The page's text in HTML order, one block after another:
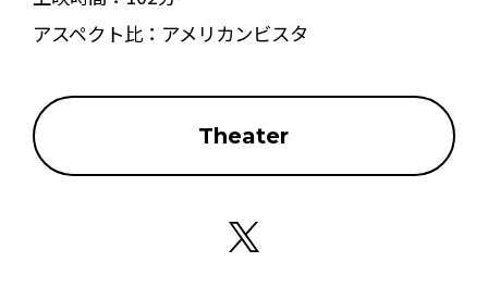
アスペクト比： アメリカンビスタ
Theater